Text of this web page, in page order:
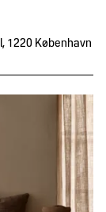
1220 København